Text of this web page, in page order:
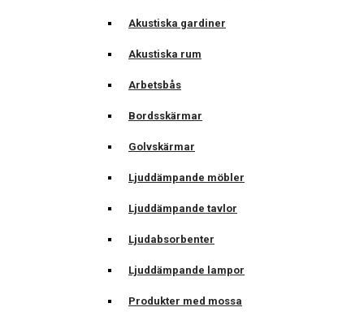
Akustiska gardiner
Akustiska rum
Arbetsbås
Bordsskärmar
Golvskärmar
Ljuddämpande möbler
Ljuddämpande tavlor
Ljudabsorbenter
Ljuddämpande lampor
Produkter med mossa